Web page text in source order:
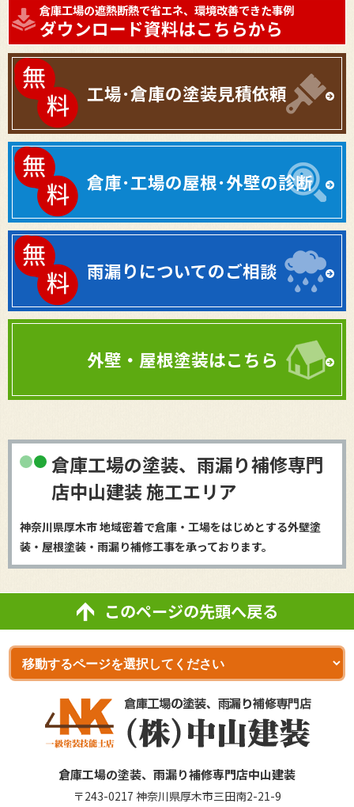
倉庫工場の遮熱断熱で省エネ、環境改善できた事例
ダウンロード資料はこちらから
工場･倉庫の塗装見積依頼
倉庫･工場の屋根･外壁の診断
雨漏りについてのご相談
外壁・屋根塗装はこちら
倉庫工場の塗装、雨漏り補修専門
店中山建装 施工エリア
神奈川県厚木市 地域密着で倉庫・工場をはじめとする外壁塗
装・屋根塗装・雨漏り補修工事を承っております。
このページの先頭へ戻る
倉庫工場の塗装、雨漏り補修専門店中山建装
〒243-0217 神奈川県厚木市三田南2-21-9